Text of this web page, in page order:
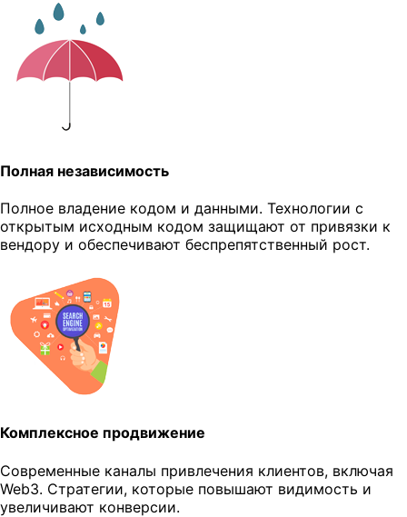
Полная независимость
Полное владение кодом и данными. Технологии с
открытым исходным кодом защищают от привязки к
вендору и обеспечивают беспрепятственный рост.
Комплексное продвижение
Современные каналы привлечения клиентов, включая
Web3. Стратегии, которые повышают видимость и
увеличивают конверсии.